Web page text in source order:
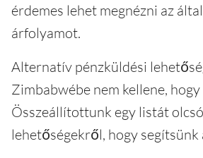
érdemes lehet megnézni az
árfolyamot.
Alternatív pénzküldési
Zimbabwébe nem kellene, hogy
Összeállítottunk egy listát
lehetőségekről, hogy segítsünk